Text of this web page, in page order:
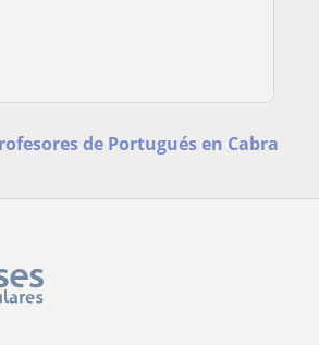
de Portugués en Cabra